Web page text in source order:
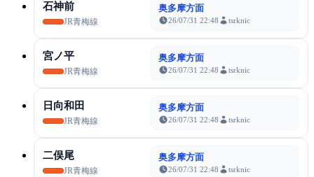
石神前
JR青梅線
奥多摩方面
26/07/31 22:48 tsrknic
宮ノ平
JR青梅線
奥多摩方面
26/07/31 22:48 tsrknic
日向和田
JR青梅線
奥多摩方面
26/07/31 22:48 tsrknic
二俣尾
JR青梅線
奥多摩方面
26/07/31 22:48 tsrknic